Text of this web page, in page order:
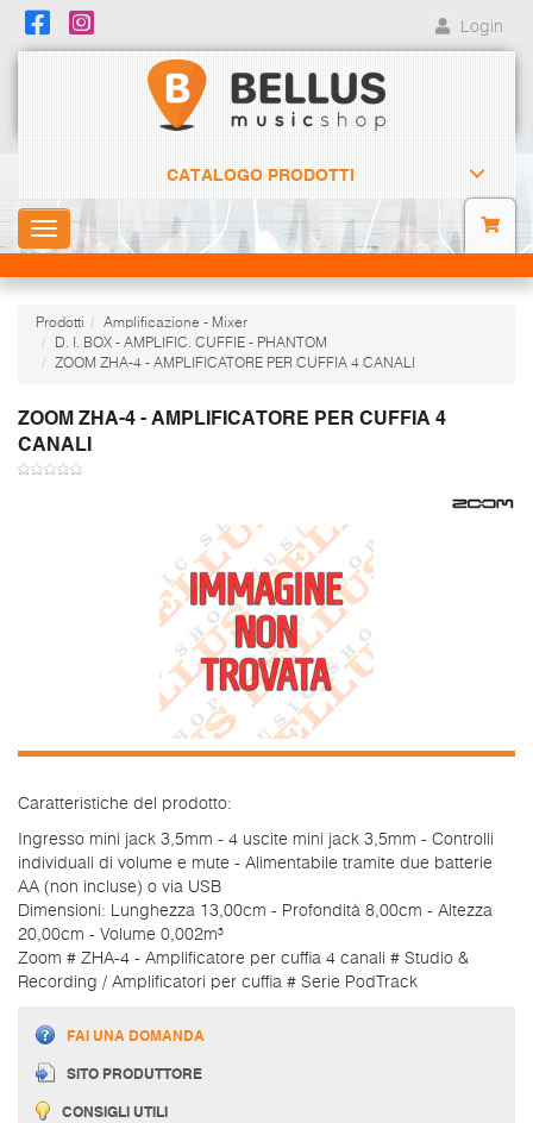
Login
CATALOGO PRODOTTI
Toggle
navigation
Prodotti
Amplificazione - Mixer
D. I. BOX - AMPLIFIC. CUFFIE - PHANTOM
ZOOM ZHA-4 - AMPLIFICATORE PER CUFFIA 4 CANALI
ZOOM ZHA-4 - AMPLIFICATORE PER CUFFIA 4
CANALI
Caratteristiche del prodotto:
Ingresso mini jack 3,5mm - 4 uscite mini jack 3,5mm - Controlli
individuali di volume e mute - Alimentabile tramite due batterie
AA (non incluse) o via USB
Dimensioni: Lunghezza 13,00cm - Profondità 8,00cm - Altezza
20,00cm - Volume 0,002m³
Zoom # ZHA-4 - Amplificatore per cuffia 4 canali # Studio &
Recording / Amplificatori per cuffia # Serie PodTrack
FAI UNA DOMANDA
SITO PRODUTTORE
CONSIGLI UTILI